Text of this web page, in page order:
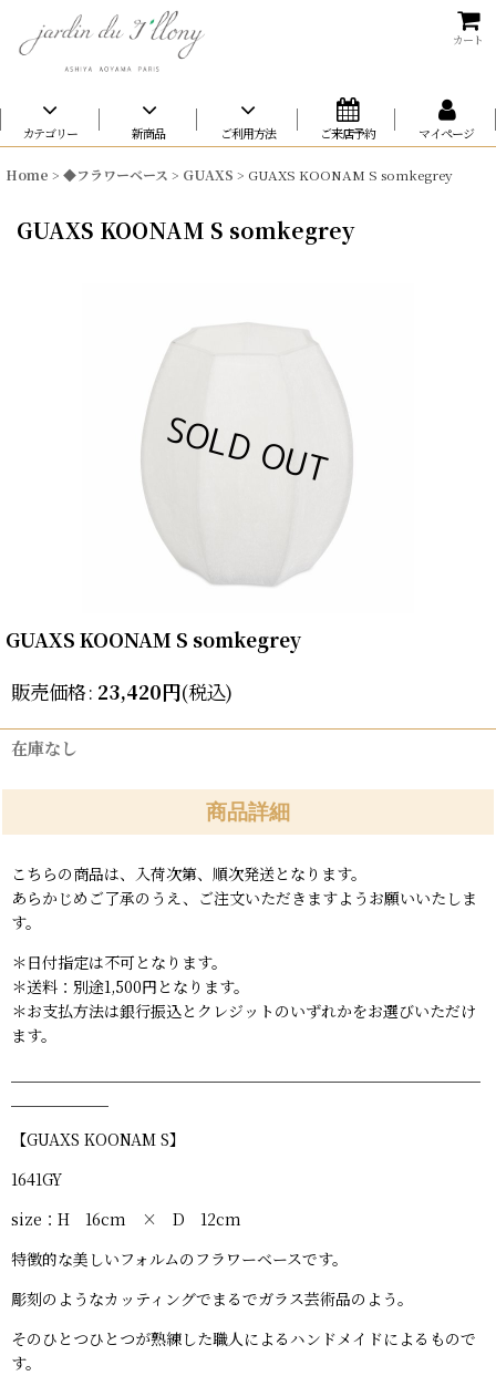
カート
カテゴリー 新商品 ご利用方法 ご来店予約 マイページ
Home > ◆フラワーベース > GUAXS > GUAXS KOONAM S somkegrey
GUAXS KOONAM S somkegrey
GUAXS KOONAM S somkegrey
販売価格: 23,420円(税込)
在庫なし
商品詳細
こちらの商品は、入荷次第、順次発送となります。
あらかじめご了承のうえ、ご注文いただきますようお願いいたしま
す。
＊日付指定は不可となります。
＊送料：別途1,500円となります。
＊お支払方法は銀行振込とクレジットのいずれかをお選びいただけ
ます。
【GUAXS KOONAM S】
1641GY
size：H 16cm × D 12cm
特徴的な美しいフォルムのフラワーベースです。
彫刻のようなカッティングでまるでガラス芸術品のよう。
そのひとつひとつが熟練した職人によるハンドメイドによるもので
す。